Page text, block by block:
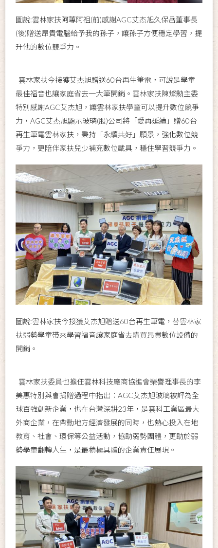
圖說:雲林家扶阿蓴阿祖(前)感謝AGC艾杰旭久保岳董事長
(後)贈送昂貴電腦給予我的孫子，讓孫子方便穩定學習，提
升他的數位競爭力。
雲林家扶今接獲艾杰旭贈送60台再生筆電，可說是學童
最佳福音也讓家庭省去一大筆開銷。雲林家扶陳燦勲主委
特別感謝AGC艾杰旭，讓雲林家扶學童可以提升數位競爭
力，AGC艾杰旭顯示玻璃(股)公司將「愛再延續」贈60台
再生筆電雲林家扶，秉持「永續共好」願景，強化數位競
爭力，更陪伴家扶兒少補充數位載具，穩住學習競爭力。
圖說:雲林家扶今接獲艾杰旭贈送60台再生筆電，替雲林家
扶弱勢學童帶來學習福音讓家庭省去購買昂貴數位設備的
開銷。
雲林家扶委員也擔任雲林科技廠商協進會榮譽理事長的李
美惠特別與會捐贈過程中指出：AGC艾杰旭玻璃被評為全
球百強創新企業，也在台灣深耕23年，是雲科工業區最大
外商企業，在帶動地方經濟發展的同時，也熱心投入在地
教育、社會、環保等公益活動，協助弱勢團體，更助於弱
勢學童翻轉人生，是最積極具體的企業責任展現。